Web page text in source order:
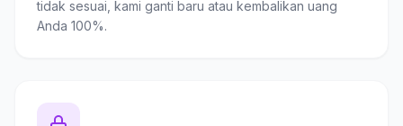
tidak sesuai, kami ganti baru atau kembalikan uang
Anda 100%.